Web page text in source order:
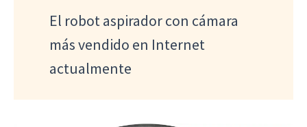
El robot aspirador con cámara
más vendido en Internet
actualmente